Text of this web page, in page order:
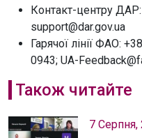
Контакт-центру
support@dar.gov.ua
Гарячої лінії ФАО:
0943; UA-
Також читайте
7 Серпня,